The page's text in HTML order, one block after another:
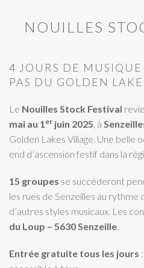
NOUILLES
4 JOURS DE
PAS DU GOLDEN
Le Nouilles Stock Festival
mai au 1er juin 2025, à
Golden Lakes Village. Une belle
end d’ascension festif dans la
15 groupes se succéderont
les rues de Senzeilles au rythme
d’autres styles musicaux. Les
du Loup – 5630 Senzeille.
Entrée gratuite tous les jours